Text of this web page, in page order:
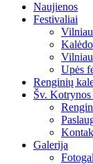
Naujienos
Festivaliai
Upės
Renginių
Šv. Kotrynos
Galerija